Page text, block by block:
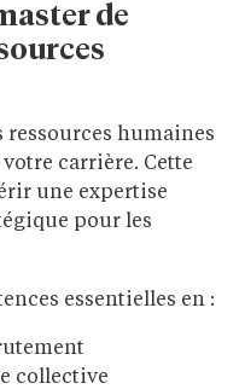
de
ressources humaines
carrière. Cette
une expertise
pour les
essentielles en :
collective